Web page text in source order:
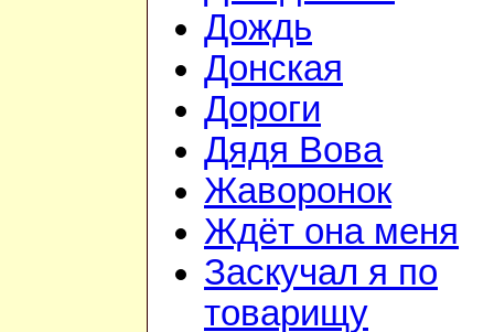
Дождь
Донская
Дороги
Дядя Вова
Жаворонок
Ждёт она меня
Заскучал я по
товарищу